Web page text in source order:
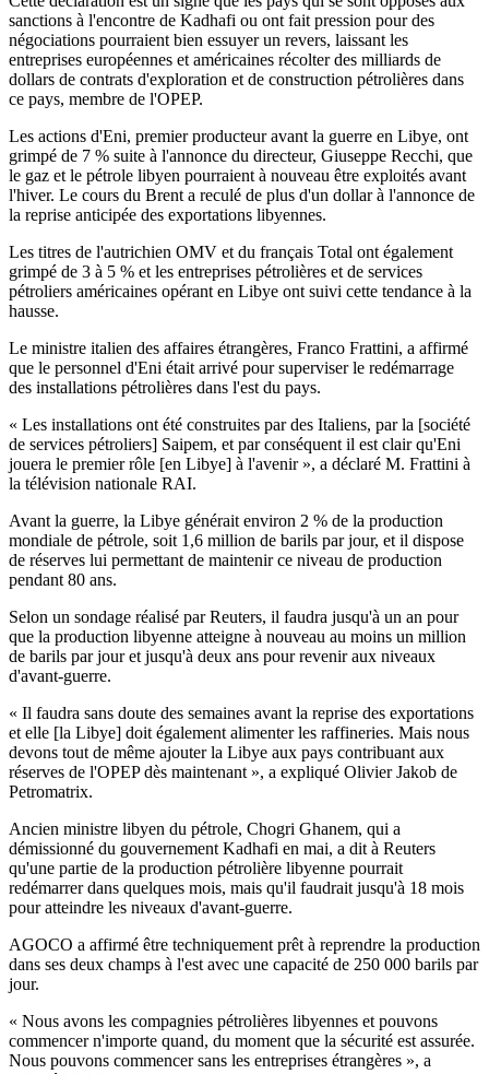
sanctions à l'encontre de Kadhafi ou ont fait pression pour des
négociations pourraient bien essuyer un revers, laissant les
entreprises européennes et américaines récolter des milliards de
dollars de contrats d'exploration et de construction pétrolières dans
ce pays, membre de l'OPEP.
Les actions d'Eni, premier producteur avant la guerre en Libye, ont
grimpé de 7 % suite à l'annonce du directeur, Giuseppe Recchi, que
le gaz et le pétrole libyen pourraient à nouveau être exploités avant
l'hiver. Le cours du Brent a reculé de plus d'un dollar à l'annonce de
la reprise anticipée des exportations libyennes.
Les titres de l'autrichien OMV et du français Total ont également
grimpé de 3 à 5 % et les entreprises pétrolières et de services
pétroliers américaines opérant en Libye ont suivi cette tendance à la
hausse.
Le ministre italien des affaires étrangères, Franco Frattini, a affirmé
que le personnel d'Eni était arrivé pour superviser le redémarrage
des installations pétrolières dans l'est du pays.
« Les installations ont été construites par des Italiens, par la [société
de services pétroliers] Saipem, et par conséquent il est clair qu'Eni
jouera le premier rôle [en Libye] à l'avenir », a déclaré M. Frattini à
la télévision nationale RAI.
Avant la guerre, la Libye générait environ 2 % de la production
mondiale de pétrole, soit 1,6 million de barils par jour, et il dispose
de réserves lui permettant de maintenir ce niveau de production
pendant 80 ans.
Selon un sondage réalisé par Reuters, il faudra jusqu'à un an pour
que la production libyenne atteigne à nouveau au moins un million
de barils par jour et jusqu'à deux ans pour revenir aux niveaux
d'avant-guerre.
« Il faudra sans doute des semaines avant la reprise des exportations
et elle [la Libye] doit également alimenter les raffineries. Mais nous
devons tout de même ajouter la Libye aux pays contribuant aux
réserves de l'OPEP dès maintenant », a expliqué Olivier Jakob de
Petromatrix.
Ancien ministre libyen du pétrole, Chogri Ghanem, qui a
démissionné du gouvernement Kadhafi en mai, a dit à Reuters
qu'une partie de la production pétrolière libyenne pourrait
redémarrer dans quelques mois, mais qu'il faudrait jusqu'à 18 mois
pour atteindre les niveaux d'avant-guerre.
AGOCO a affirmé être techniquement prêt à reprendre la production
dans ses deux champs à l'est avec une capacité de 250 000 barils par
jour.
« Nous avons les compagnies pétrolières libyennes et pouvons
commencer n'importe quand, du moment que la sécurité est assurée.
Nous pouvons commencer sans les entreprises étrangères », a